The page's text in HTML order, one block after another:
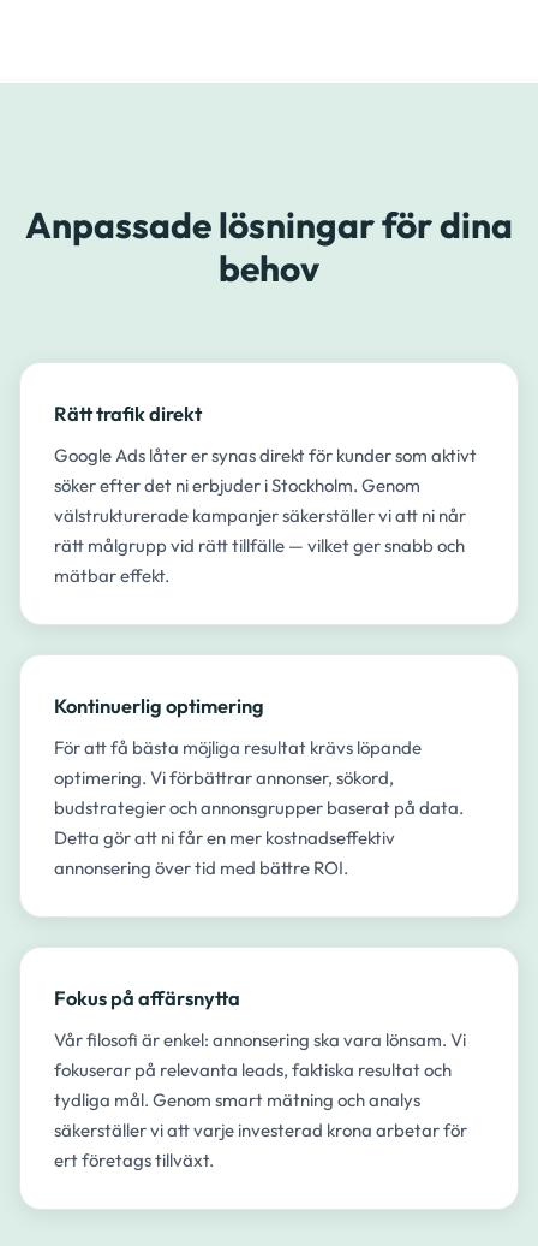
Anpassade lösningar för dina
behov
Rätt trafik direkt
Google Ads låter er synas direkt för kunder som aktivt
söker efter det ni erbjuder i Stockholm. Genom
välstrukturerade kampanjer säkerställer vi att ni når
rätt målgrupp vid rätt tillfälle — vilket ger snabb och
mätbar effekt.
Kontinuerlig optimering
För att få bästa möjliga resultat krävs löpande
optimering. Vi förbättrar annonser, sökord,
budstrategier och annonsgrupper baserat på data.
Detta gör att ni får en mer kostnadseffektiv
annonsering över tid med bättre ROI.
Fokus på affärsnytta
Vår filosofi är enkel: annonsering ska vara lönsam. Vi
fokuserar på relevanta leads, faktiska resultat och
tydliga mål. Genom smart mätning och analys
säkerställer vi att varje investerad krona arbetar för
ert företags tillväxt.